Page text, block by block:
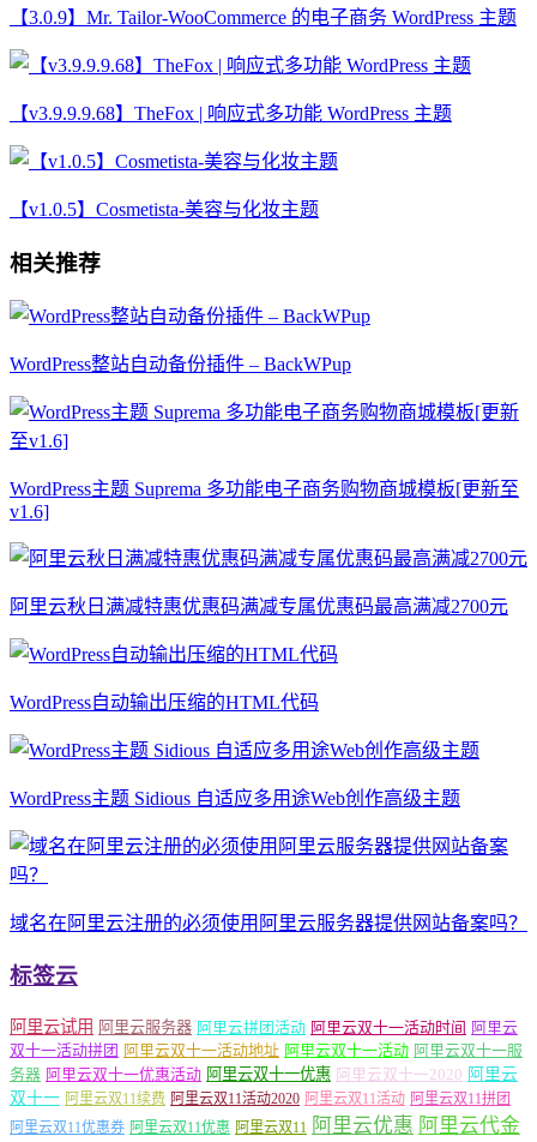
【3.0.9】Mr. Tailor-WooCommerce 的电子商务 WordPress 主题
【v3.9.9.9.68】TheFox | 响应式多功能 WordPress 主题
【v1.0.5】Cosmetista-美容与化妆主题
相关推荐
WordPress整站自动备份插件 – BackWPup
WordPress主题 Suprema 多功能电子商务购物商城模板[更新至
v1.6]
阿里云秋日满减特惠优惠码满减专属优惠码最高满减2700元
WordPress自动输出压缩的HTML代码
WordPress主题 Sidious 自适应多用途Web创作高级主题
域名在阿里云注册的必须使用阿里云服务器提供网站备案吗？​
标签云
阿里云试用 阿里云服务器 阿里云拼团活动 阿里云双十一活动时间 阿里云
双十一活动拼团 阿里云双十一活动地址 阿里云双十一活动 阿里云双十一服
务器 阿里云双十一优惠活动 阿里云双十一优惠 阿里云双十一2020 阿里云
双十一 阿里云双11续费 阿里云双11活动2020 阿里云双11活动 阿里云双11拼团
阿里云双11优惠券 阿里云双11优惠 阿里云双11 阿里云优惠 阿里云代金